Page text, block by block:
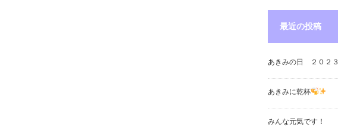
最近の投稿
あきみの日 ２０２３
あきみに乾杯
みんな元気です！